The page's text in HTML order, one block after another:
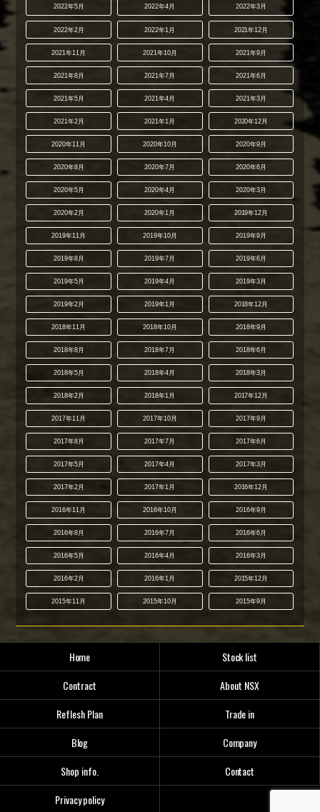
2022年5月 2022年4月 2022年3月
2022年2月 2022年1月 2021年12月
2021年11月 2021年10月 2021年9月
2021年8月 2021年7月 2021年6月
2021年5月 2021年4月 2021年3月
2021年2月 2021年1月 2020年12月
2020年11月 2020年10月 2020年9月
2020年8月 2020年7月 2020年6月
2020年5月 2020年4月 2020年3月
2020年2月 2020年1月 2019年12月
2019年11月 2019年10月 2019年9月
2019年8月 2019年7月 2019年6月
2019年5月 2019年4月 2019年3月
2019年2月 2019年1月 2018年12月
2018年11月 2018年10月 2018年9月
2018年8月 2018年7月 2018年6月
2018年5月 2018年4月 2018年3月
2018年2月 2018年1月 2017年12月
2017年11月 2017年10月 2017年9月
2017年8月 2017年7月 2017年6月
2017年5月 2017年4月 2017年3月
2017年2月 2017年1月 2016年12月
2016年11月 2016年10月 2016年9月
2016年8月 2016年7月 2016年6月
2016年5月 2016年4月 2016年3月
2016年2月 2016年1月 2015年12月
2015年11月 2015年10月 2015年9月
Home
Stock list
Contract
About NSX
Reflesh Plan
Trade in
Blog
Company
Shop info.
Contact
Privacy policy